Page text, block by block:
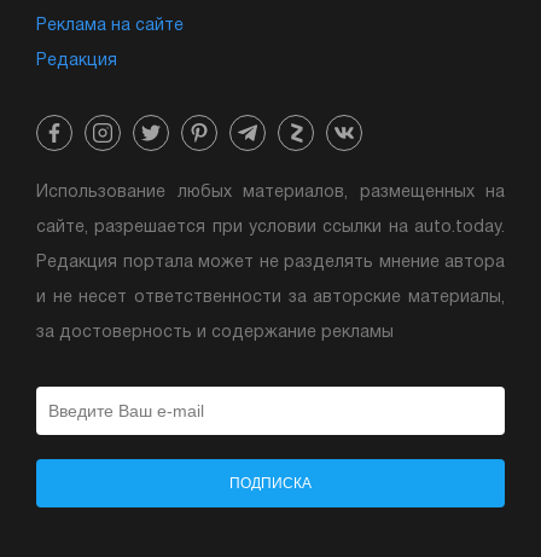
Реклама на сайте
Редакция
Использование любых материалов, размещенных на
сайте, разрешается при условии ссылки на auto.today.
Редакция портала может не разделять мнение автора
и не несет ответственности за авторские материалы,
за достоверность и содержание рекламы
ПОДПИСКА